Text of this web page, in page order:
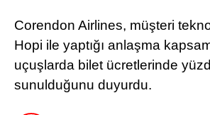
Corendon Airlines, müşteri
Hopi ile yaptığı anlaşma
uçuşlarda bilet ücretlerinde
sunulduğunu duyurdu.